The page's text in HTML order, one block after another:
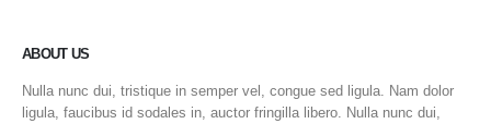
ABOUT US
Nulla nunc dui, tristique in semper vel, congue sed ligula. Nam dolor
ligula, faucibus id sodales in, auctor fringilla libero. Nulla nunc dui,